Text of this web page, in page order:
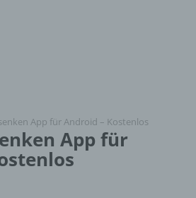
App für Android – Kostenlos
App für